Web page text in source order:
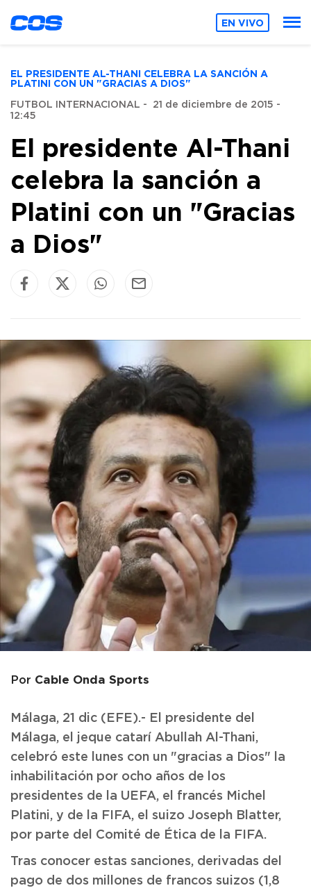
EN VIVO
EL PRESIDENTE AL-THANI CELEBRA LA SANCIÓN A
PLATINI CON UN "GRACIAS A DIOS"
FUTBOL INTERNACIONAL - 21 de diciembre de 2015 -
12:45
El presidente Al-Thani
celebra la sanción a
Platini con un "Gracias
a Dios"
Por Cable Onda Sports
Málaga, 21 dic (EFE).- El presidente del
Málaga, el jeque catarí Abullah Al-Thani,
celebró este lunes con un "gracias a Dios" la
inhabilitación por ocho años de los
presidentes de la UEFA, el francés Michel
Platini, y de la FIFA, el suizo Joseph Blatter,
por parte del Comité de Ética de la FIFA.
Tras conocer estas sanciones, derivadas del
pago de dos millones de francos suizos (1,8